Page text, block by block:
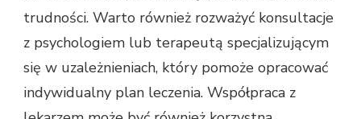
trudności. Warto również rozważyć konsultacje
z psychologiem lub terapeutą specjalizującym
się w uzależnieniach, który pomoże opracować
indywidualny plan leczenia. Współpraca z